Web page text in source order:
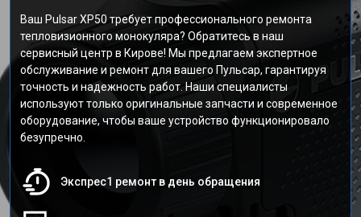
Ваш Pulsar XP50 требует профессионального ремонта
тепловизионного монокуляра? Обратитесь в наш
сервисный центр в Кирове! Мы предлагаем экспертное
обслуживание и ремонт для вашего Пульсар, гарантируя
точность и надежность работ. Наши специалисты
используют только оригинальные запчасти и современное
оборудование, чтобы ваше устройство функционировало
безупречно.
Экспрес1 ремонт в день обращения